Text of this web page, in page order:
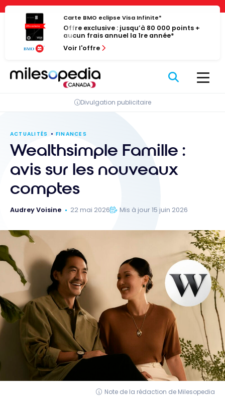
Panneau de gestion des cookies
Passer
contenu
Carte BMO eclipse Visa Infinite*
Offre exclusive : jusqu’à 80 000 points +
aucun frais annuel la 1re année*
Voir l'offre
Divulgation publicitaire
ACTUALITÉS FINANCES
Wealthsimple Famille :
avis sur les nouveaux
comptes
Audrey Voisine 22 mai 2026 Mis à jour 15 juin 2026
Note de la rédaction de Milesopedia